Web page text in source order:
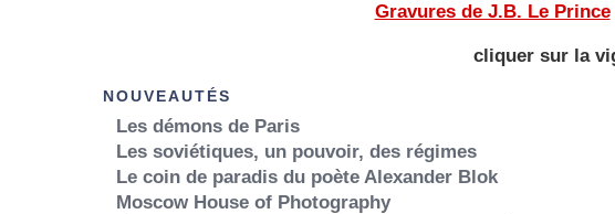
Gravures de J.B. Le Prince
cliquer sur la
NOUVEAUTÉS
Les démons de Paris
Les soviétiques, un pouvoir, des régimes
Le coin de paradis du poète Alexander Blok
Moscow House of Photography